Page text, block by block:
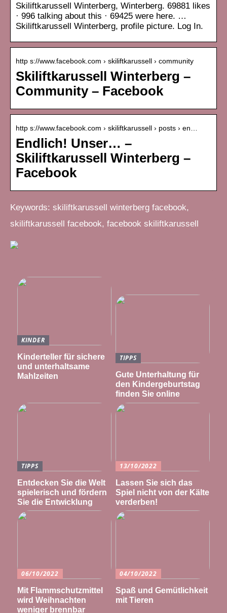
Skiliftkarussell Winterberg, Winterberg. 69881 likes
· 996 talking about this · 69425 were here. …
Skiliftkarussell Winterberg, profile picture. Log In.
http s://www.facebook.com › skiliftkarussell › community
Skiliftkarussell Winterberg –
Community – Facebook
http s://www.facebook.com › skiliftkarussell › posts › en…
Endlich! Unser… –
Skiliftkarussell Winterberg –
Facebook
Keywords: skiliftkarussell winterberg facebook,
skiliftkarussell facebook, facebook skiliftkarussell
KINDER
Kinderteller für sichere
und unterhaltsame
Mahlzeiten
TIPPS
Gute Unterhaltung für
den Kindergeburtstag
finden Sie online
TIPPS
Entdecken Sie die Welt
spielerisch und fördern
Sie die Entwicklung
13/10/2022
Lassen Sie sich das
Spiel nicht von der Kälte
verderben!
06/10/2022
Mit Flammschutzmittel
wird Weihnachten
weniger brennbar
04/10/2022
Spaß und Gemütlichkeit
mit Tieren